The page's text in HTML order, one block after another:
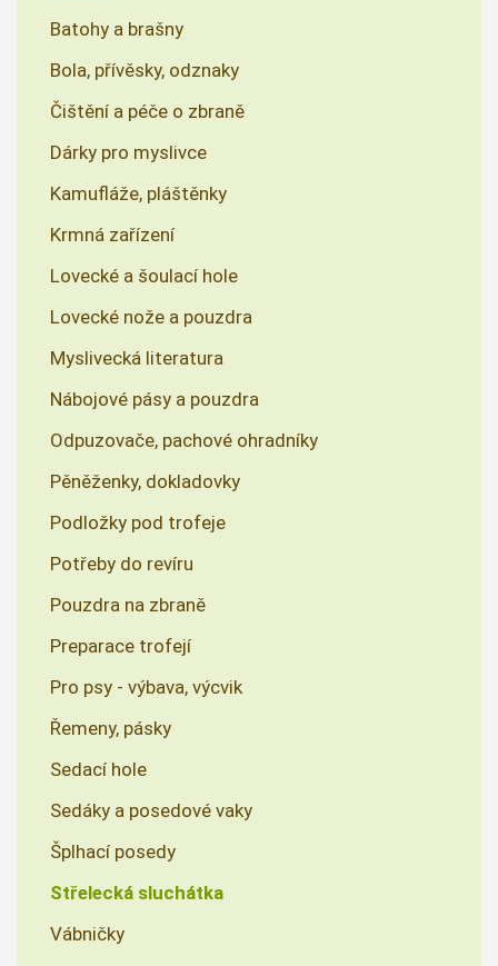
Batohy a brašny
Bola, přívěsky, odznaky
Čištění a péče o zbraně
Dárky pro myslivce
Kamufláže, pláštěnky
Krmná zařízení
Lovecké a šoulací hole
Lovecké nože a pouzdra
Myslivecká literatura
Nábojové pásy a pouzdra
Odpuzovače, pachové ohradníky
Pěněženky, dokladovky
Podložky pod trofeje
Potřeby do revíru
Pouzdra na zbraně
Preparace trofejí
Pro psy - výbava, výcvik
Řemeny, pásky
Sedací hole
Sedáky a posedové vaky
Šplhací posedy
Střelecká sluchátka
Vábničky